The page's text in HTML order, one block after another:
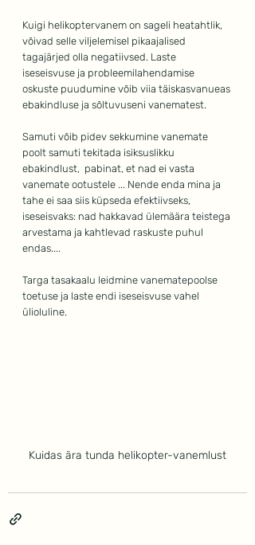
Kuigi helikoptervanem on sageli heatahtlik,
võivad selle viljelemisel pikaajalised
tagajärjed olla negatiivsed. Laste
iseseisvuse ja probleemilahendamise
oskuste puudumine võib viia täiskasvanueas
ebakindluse ja sõltuvuseni vanematest.
Samuti võib pidev sekkumine vanemate
poolt samuti tekitada isiksuslikku
ebakindlust,  pabinat, et nad ei vasta
vanemate ootustele ... Nende enda mina ja
tahe ei saa siis küpseda efektiivseks,
iseseisvaks: nad hakkavad ülemäära teistega
arvestama ja kahtlevad raskuste puhul
endas....
Targa tasakaalu leidmine vanematepoolse
toetuse ja laste endi iseseisvuse vahel
ülioluline.
Kuidas ära tunda helikopter-vanemlust